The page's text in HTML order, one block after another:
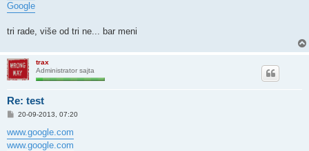
Google
tri rade, više od tri ne... bar meni
trax
Administrator sajta
Re: test
P
s
t
20-09-2013, 07:20
www.google.com
www.google.com